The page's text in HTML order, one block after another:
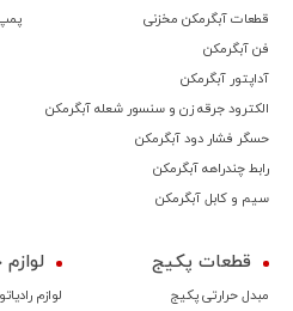
قطعات آبگرمکن مخزنی
فن آبگرمکن
آداپتور آبگرمکن
الکترود جرقه زن و سنسور شعله آبگرمکن
حسگر فشار دود آبگرمکن
رابط چندراهه آبگرمکن
سیم و کابل آبگرمکن
قطعات پکیج
مبدل حرارتی پکیج
لوازم